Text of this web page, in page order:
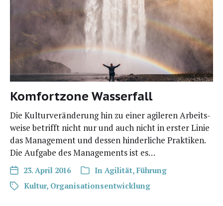
Komfortzone Wasserfall
Die Kul­tur­ver­än­de­rung hin zu einer agi­le­ren Arbeits­
wei­se betrifft nicht nur und auch nicht in ers­ter Linie
das Manage­ment und des­sen hin­der­li­che Prak­ti­ken.
Die Auf­ga­be des Manage­ments ist es…
23. April 2016 In Agilität, Führung
Kultur, Organisationsentwicklung